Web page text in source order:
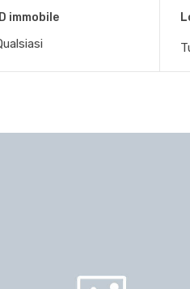
ID immobile